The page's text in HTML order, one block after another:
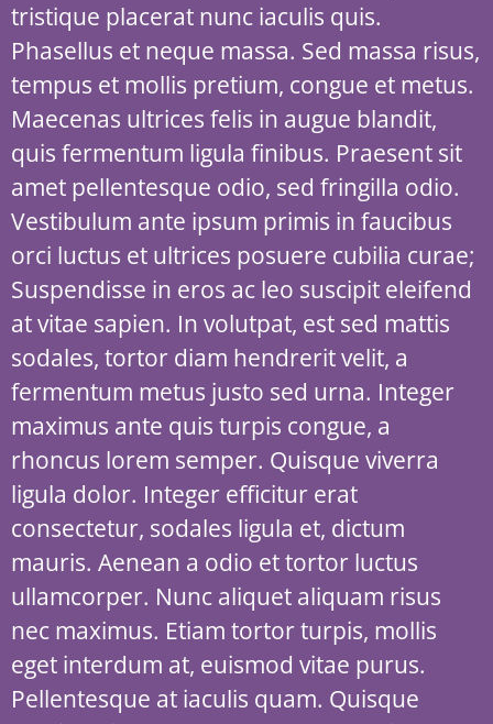
tristique placerat nunc iaculis quis.
Phasellus et neque massa. Sed massa risus,
tempus et mollis pretium, congue et metus.
Maecenas ultrices felis in augue blandit,
quis fermentum ligula finibus. Praesent sit
amet pellentesque odio, sed fringilla odio.
Vestibulum ante ipsum primis in faucibus
orci luctus et ultrices posuere cubilia curae;
Suspendisse in eros ac leo suscipit eleifend
at vitae sapien. In volutpat, est sed mattis
sodales, tortor diam hendrerit velit, a
fermentum metus justo sed urna. Integer
maximus ante quis turpis congue, a
rhoncus lorem semper. Quisque viverra
ligula dolor. Integer efficitur erat
consectetur, sodales ligula et, dictum
mauris. Aenean a odio et tortor luctus
ullamcorper. Nunc aliquet aliquam risus
nec maximus. Etiam tortor turpis, mollis
eget interdum at, euismod vitae purus.
Pellentesque at iaculis quam. Quisque